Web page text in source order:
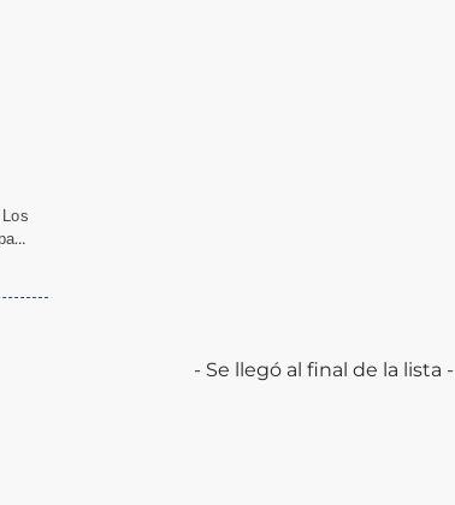
- Se llegó al final de la lista -